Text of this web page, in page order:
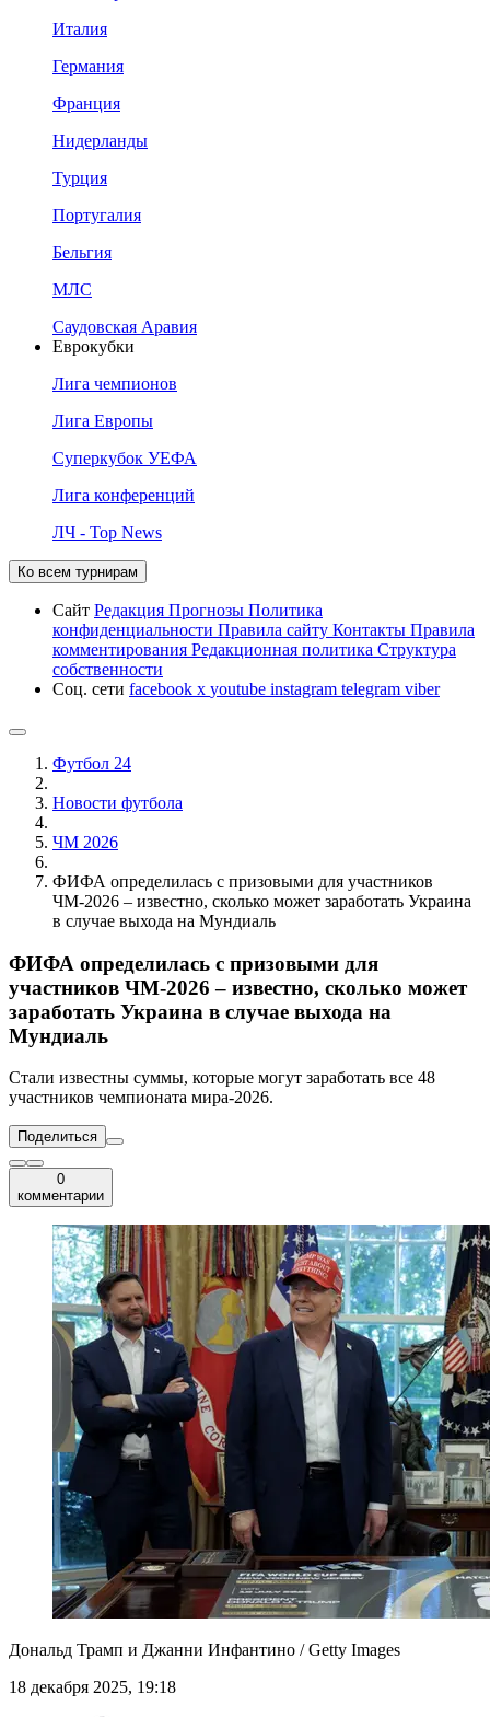
Италия
Германия
Франция
Нидерланды
Турция
Португалия
Бельгия
МЛС
Саудовская Аравия
Еврокубки
Лига чемпионов
Лига Европы
Суперкубок УЕФА
Лига конференций
ЛЧ - Top News
Ко всем турнирам
Сайт Редакция Прогнозы Политика
конфиденциальности Правила сайту Контакты Правила
комментирования Редакционная политика Структура
собственности
Соц. сети facebook x youtube instagram telegram viber
Футбол 24
Новости футбола
ЧМ 2026
ФИФА определилась с призовыми для участников
ЧМ-2026 – известно, сколько может заработать Украина
в случае выхода на Мундиаль
ФИФА определилась с призовыми для
участников ЧМ-2026 – известно, сколько может
заработать Украина в случае выхода на
Мундиаль
Стали известны суммы, которые могут заработать все 48
участников чемпионата мира-2026.
Поделиться
0
комментарии
Дональд Трамп и Джанни Инфантино / Getty Images
18 декабря 2025, 19:18